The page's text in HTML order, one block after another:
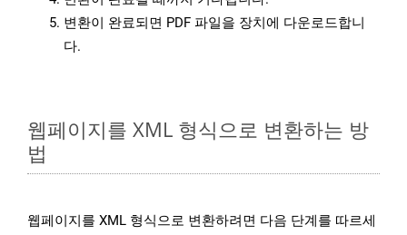
변환이 완료되면 PDF 파일을 장치에 다운로드합니
다.
웹페이지를 XML 형식으로 변환하는 방
법
웹페이지를 XML 형식으로 변환하려면 다음 단계를 따르세